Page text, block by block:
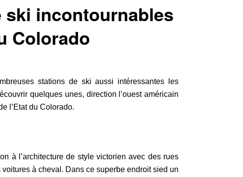
ski incontournables
Colorado
stations de ski aussi intéressantes les
quelques unes, direction l’ouest américain
l’Etat du Colorado.
à l’architecture de style victorien avec des rues
à cheval. Dans ce superbe endroit sied un